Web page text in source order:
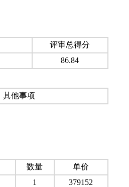
评审总得分
86.84
其他事项
数量
单价
1
379152